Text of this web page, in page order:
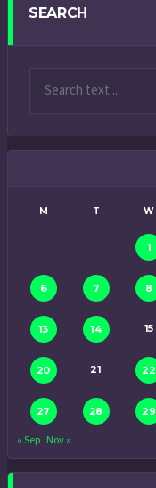
SEARCH
M T W
1
6 7 8
13 14 15
20 21 22
27 28 29
« Sep Nov »